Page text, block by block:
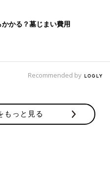
はおしゃれに関心が出てきて
言っていますが･･･。
でも低身長で、年少ク
かる？墓じまい費用
Recommended by
もっと見る